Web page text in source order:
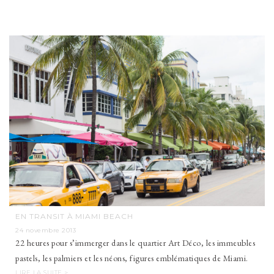
EN TRANSIT À MIAMI BEACH
24 novembre 2013
22 heures pour s’immerger dans le quartier Art Déco, les immeubles
pastels, les palmiers et les néons, figures emblématiques de Miami.